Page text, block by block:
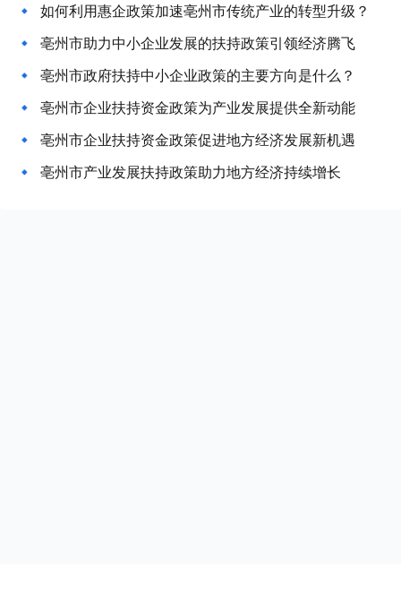
如何利用惠企政策加速亳州市传统产业的转型升级？
亳州市助力中小企业发展的扶持政策引领经济腾飞
亳州市政府扶持中小企业政策的主要方向是什么？
亳州市企业扶持资金政策为产业发展提供全新动能
亳州市企业扶持资金政策促进地方经济发展新机遇
亳州市产业发展扶持政策助力地方经济持续增长